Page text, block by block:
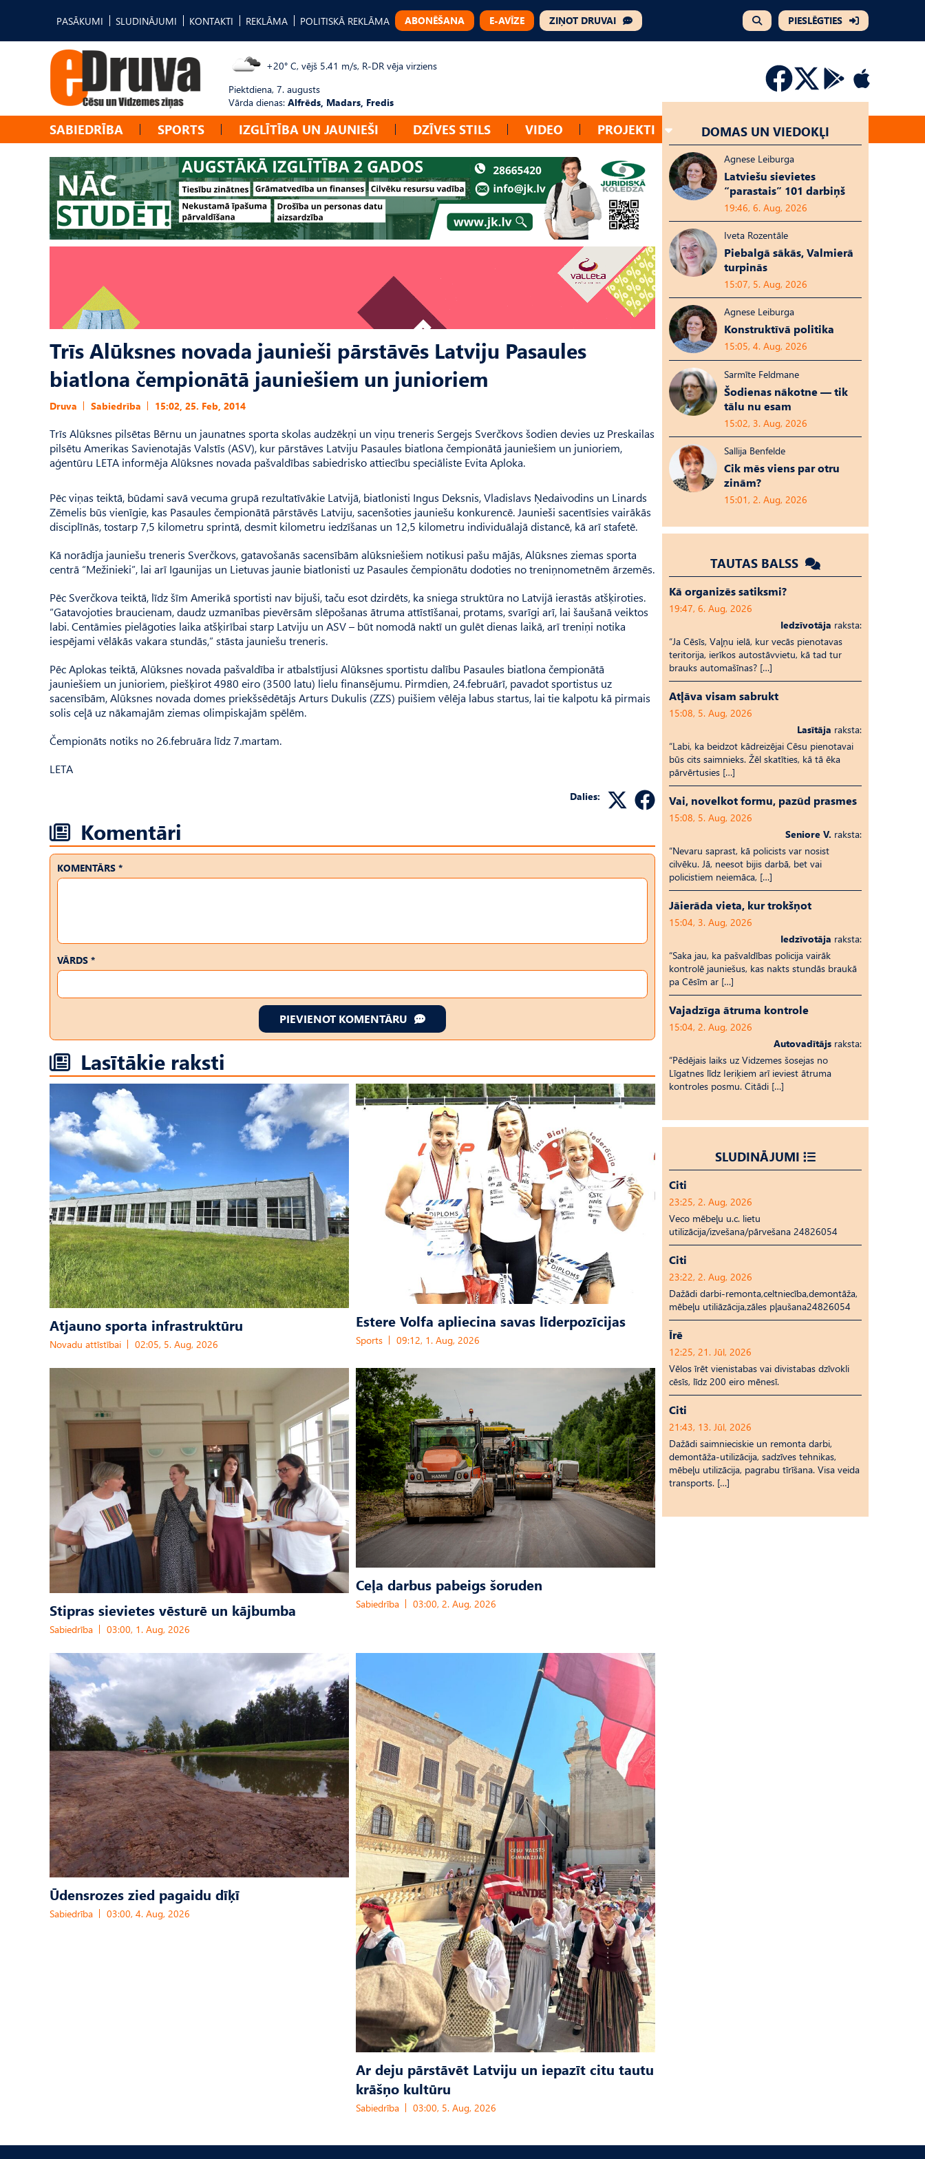
PASĀKUMI SLUDINĀJUMI KONTAKTI REKLĀMA POLITISKĀ REKLĀMA ABONĒŠANA E-AVĪZE ZIŅOT DRUVAI PIESLĒGTIES
+20° C, vējš 5.41 m/s, R-DR vēja virziens
Piektdiena, 7. augusts
Vārda dienas: Alfrēds, Madars, Fredis
SABIEDRĪBA SPORTS IZGLĪTĪBA UN JAUNIEŠI DZĪVES STILS VIDEO PROJEKTI
Trīs Alūksnes novada jaunieši pārstāvēs Latviju Pasaules
biatlona čempionātā jauniešiem un junioriem
Druva Sabiedrība 15:02, 25. Feb, 2014
Trīs Alūksnes pilsētas Bērnu un jaunatnes sporta skolas audzēkņi un viņu treneris Sergejs Sverčkovs šodien devies uz Preskailas
pilsētu Amerikas Savienotajās Valstīs (ASV), kur pārstāves Latviju Pasaules biatlona čempionātā jauniešiem un junioriem,
aģentūru LETA informēja Alūksnes novada pašvaldības sabiedrisko attiecību speciāliste Evita Aploka.
Pēc viņas teiktā, būdami savā vecuma grupā rezultatīvākie Latvijā, biatlonisti Ingus Deksnis, Vladislavs Ņedaivodins un Linards
Zēmelis būs vienīgie, kas Pasaules čempionātā pārstāvēs Latviju, sacenšoties jauniešu konkurencē. Jaunieši sacentīsies vairākās
disciplīnās, tostarp 7,5 kilometru sprintā, desmit kilometru iedzīšanas un 12,5 kilometru individuālajā distancē, kā arī stafetē.
Kā norādīja jauniešu treneris Sverčkovs, gatavošanās sacensībām alūksniešiem notikusi pašu mājās, Alūksnes ziemas sporta
centrā “Mežinieki”, lai arī Igaunijas un Lietuvas jaunie biatlonisti uz Pasaules čempionātu dodoties no treniņnometnēm ārzemēs.
Pēc Sverčkova teiktā, līdz šīm Amerikā sportisti nav bijuši, taču esot dzirdēts, ka sniega struktūra no Latvijā ierastās atšķiroties.
“Gatavojoties braucienam, daudz uzmanības pievērsām slēpošanas ātruma attīstīšanai, protams, svarīgi arī, lai šaušanā veiktos
labi. Centāmies pielāgoties laika atšķirībai starp Latviju un ASV – būt nomodā naktī un gulēt dienas laikā, arī treniņi notika
iespējami vēlākās vakara stundās,” stāsta jauniešu treneris.
Pēc Aplokas teiktā, Alūksnes novada pašvaldība ir atbalstījusi Alūksnes sportistu dalību Pasaules biatlona čempionātā
jauniešiem un junioriem, piešķirot 4980 eiro (3500 latu) lielu finansējumu. Pirmdien, 24.februārī, pavadot sportistus uz
sacensībām, Alūksnes novada domes priekšsēdētājs Arturs Dukulis (ZZS) puišiem vēlēja labus startus, lai tie kalpotu kā pirmais
solis ceļā uz nākamajām ziemas olimpiskajām spēlēm.
Čempionāts notiks no 26.februāra līdz 7.martam.
LETA
Dalies:
Komentāri
KOMENTĀRS *
VĀRDS *
PIEVIENOT KOMENTĀRU
Lasītākie raksti
Atjauno sporta infrastruktūru
Novadu attīstībai 02:05, 5. Aug, 2026
Estere Volfa apliecina savas līderpozīcijas
Sports 09:12, 1. Aug, 2026
Stipras sievietes vēsturē un kājbumba
Sabiedrība 03:00, 1. Aug, 2026
Ceļa darbus pabeigs šoruden
Sabiedrība 03:00, 2. Aug, 2026
Ūdensrozes zied pagaidu dīķī
Sabiedrība 03:00, 4. Aug, 2026
Ar deju pārstāvēt Latviju un iepazīt citu tautu
krāšņo kultūru
Sabiedrība 03:00, 5. Aug, 2026
DOMAS UN VIEDOKĻI
Agnese Leiburga
Latviešu sievietes
“parastais” 101 darbiņš
19:46, 6. Aug, 2026
Iveta Rozentāle
Piebalgā sākās, Valmierā
turpinās
15:07, 5. Aug, 2026
Agnese Leiburga
Konstruktīvā politika
15:05, 4. Aug, 2026
Sarmīte Feldmane
Šodienas nākotne — tik
tālu nu esam
15:02, 3. Aug, 2026
Sallija Benfelde
Cik mēs viens par otru
zinām?
15:01, 2. Aug, 2026
TAUTAS BALSS
Kā organizēs satiksmi?
19:47, 6. Aug, 2026
Iedzīvotāja raksta:
“Ja Cēsīs, Vaļņu ielā, kur vecās pienotavas
teritorija, ierīkos autostāvvietu, kā tad tur
brauks automašīnas? […]
Atļāva visam sabrukt
15:08, 5. Aug, 2026
Lasītāja raksta:
“Labi, ka beidzot kādreizējai Cēsu pienotavai
būs cits saimnieks. Žēl skatīties, kā tā ēka
pārvērtusies […]
Vai, novelkot formu, pazūd prasmes
15:08, 5. Aug, 2026
Seniore V. raksta:
“Nevaru saprast, kā policists var nosist
cilvēku. Jā, neesot bijis darbā, bet vai
policistiem neiemāca, […]
Jāierāda vieta, kur trokšņot
15:04, 3. Aug, 2026
Iedzīvotāja raksta:
“Saka jau, ka pašvaldības policija vairāk
kontrolē jauniešus, kas nakts stundās braukā
pa Cēsīm ar […]
Vajadzīga ātruma kontrole
15:04, 2. Aug, 2026
Autovadītājs raksta:
“Pēdējais laiks uz Vid­ze­mes šosejas no
Līgatnes līdz Ieriķiem arī ieviest ātruma
kontroles posmu. Citādi […]
SLUDINĀJUMI
Citi
23:25, 2. Aug, 2026
Veco mēbeļu u.c. lietu
utilizācija/izvešana/pārvešana 24826054
Citi
23:22, 2. Aug, 2026
Dažādi darbi-remonta,celtniecība,demontāža,
mēbeļu utiliāzācija,zāles pļaušana24826054
Īrē
12:25, 21. Jūl, 2026
Vēlos īrēt vienistabas vai divistabas dzīvokli
cēsīs, līdz 200 eiro mēnesī.
Citi
21:43, 13. Jūl, 2026
Dažādi saimnieciskie un remonta darbi,
demontāža-utilizācija, sadzīves tehnikas,
mēbeļu utilizācija, pagrabu tīrīšana. Visa veida
transports. […]